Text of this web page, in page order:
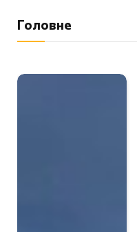
Головне